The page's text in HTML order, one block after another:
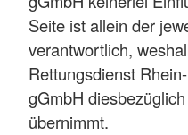
Seite ist allein der
verantwortlich,
Rettungsdienst
gGmbH
übernimmt.